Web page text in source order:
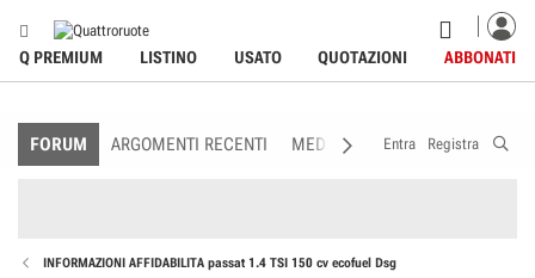
Q PREMIUM LISTINO USATO QUOTAZIONI ABBONATI
FORUM ARGOMENTI RECENTI MEDIA MEMBRI
Entra Registra
INFORMAZIONI AFFIDABILITA passat 1.4 TSI 150 cv ecofuel Dsg